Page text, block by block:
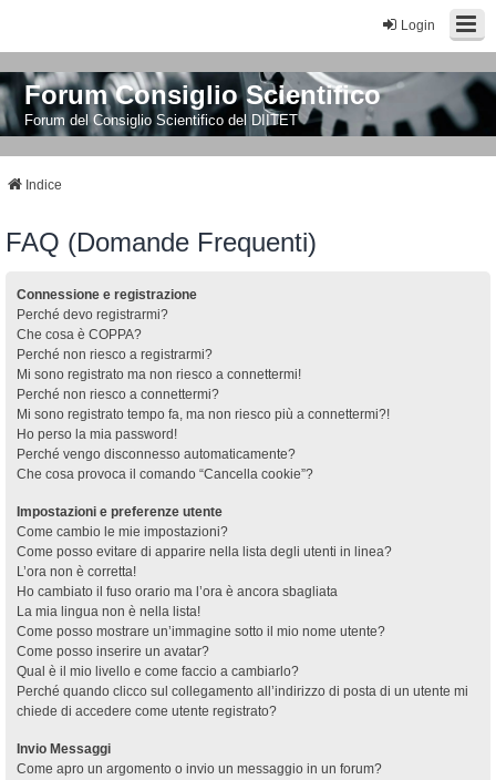
Login
Forum Consiglio Scientifico
Forum del Consiglio Scientifico del DIITET
Indice
FAQ (Domande Frequenti)
Connessione e registrazione
Perché devo registrarmi?
Che cosa è COPPA?
Perché non riesco a registrarmi?
Mi sono registrato ma non riesco a connettermi!
Perché non riesco a connettermi?
Mi sono registrato tempo fa, ma non riesco più a connettermi?!
Ho perso la mia password!
Perché vengo disconnesso automaticamente?
Che cosa provoca il comando “Cancella cookie”?
Impostazioni e preferenze utente
Come cambio le mie impostazioni?
Come posso evitare di apparire nella lista degli utenti in linea?
L’ora non è corretta!
Ho cambiato il fuso orario ma l’ora è ancora sbagliata
La mia lingua non è nella lista!
Come posso mostrare un’immagine sotto il mio nome utente?
Come posso inserire un avatar?
Qual è il mio livello e come faccio a cambiarlo?
Perché quando clicco sul collegamento all’indirizzo di posta di un utente mi
chiede di accedere come utente registrato?
Invio Messaggi
Come apro un argomento o invio un messaggio in un forum?